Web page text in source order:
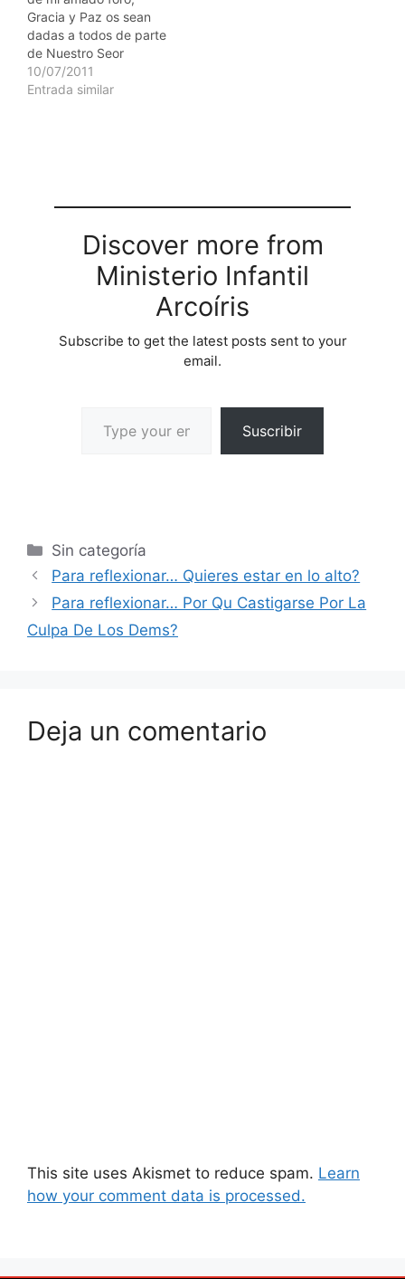
Gracia y Paz os sean
dadas a todos de parte
de Nuestro Seor
Jesucristo. En esta
oportunidad quiero
hermanos…
10/07/2011
Entrada similar
Discover more from
Ministerio Infantil
Arcoíris
Subscribe to get the latest posts sent to your
email.
Suscribir
Sin categoría
Para reflexionar… Quieres estar en lo alto?
Para reflexionar… Por Qu Castigarse Por La
Culpa De Los Dems?
Deja un comentario
This site uses Akismet to reduce spam. Learn
how your comment data is processed.